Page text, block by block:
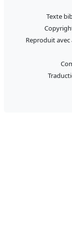
Texte
Reproduit